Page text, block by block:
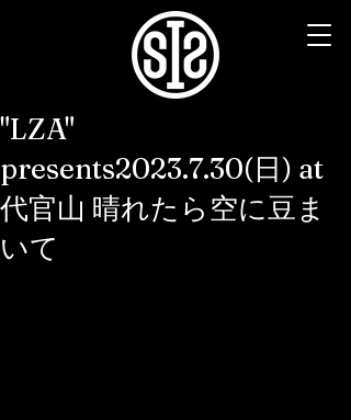
"LZA"
presents2023.7.30(日) at
代官山 晴れたら空に豆ま
いて